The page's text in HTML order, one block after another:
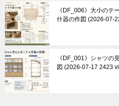
《DF_006》大小のテ
什器の作図
2026-07-
《DF_001》シャツの
図
2026-07-17 2423